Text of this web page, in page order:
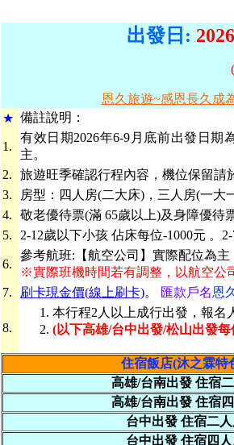
出發日:
恩久旅遊~感恩長久成
★ 備註說明：
1.
有效日期2026年6-9月底前出發日期
主。
2.
旅遊旺季確認行程內容，機位保留請
3.
房型：四人房(二大床)，三人房(一大
4.
敬老優待票(滿 65歲以上)及身障優待
5.
2-12歲以下小孩 佔床每位-1000元 。
6.
參考航班:【航空公司】實際配位為主
※實際班機時間若有調整，以航空公
7.
刷卡現金價(線上刷卡)。 匯款戶名恩
8.
本行程2人以上成行出發，報名
(以下高雄/台中出發/松山出發每
住宿飯店(沐之霖特
高雄/台南出發 住宿
高雄/台南出發 住宿
台中出發 住宿二
台中出發 住宿四